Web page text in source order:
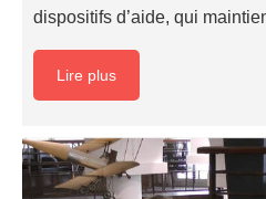
dispositifs d’aide, qui
Lire plus